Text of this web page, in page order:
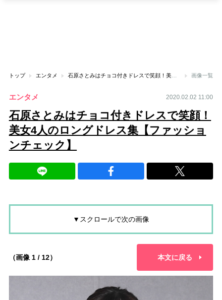
トップ エンタメ 石原さとみはチョコ付きドレスで笑顔！美女4人のロングドレス集【ファッションチェック】 画像一覧
エンタメ 2020.02.02 11:00
石原さとみはチョコ付きドレスで笑顔！
美女4人のロングドレス集【ファッショ
ンチェック】
▼スクロールで次の画像
（画像 1 / 12） 本文に戻る